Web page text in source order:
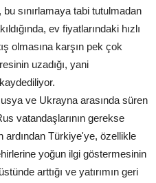
sınırlamaya tabi tutulmadan
ev fiyatlarındaki hızlı
olmasına karşın pek çok
uzadığı, yani
ve Ukrayna arasında süren
vatandaşlarının gerekse
ardından Türkiye'ye, özellikle
yoğun ilgi göstermesinin
arttığı ve yatırımın geri